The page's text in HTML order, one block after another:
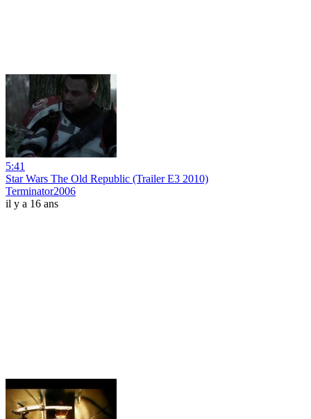
5:41
Star Wars The Old Republic (Trailer E3 2010)
Terminator2006
il y a 16 ans